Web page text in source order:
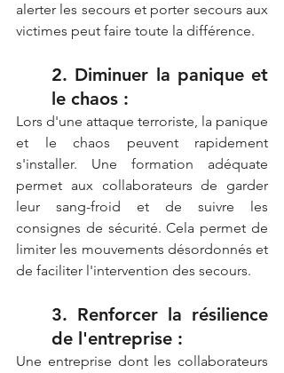
alerter les secours et porter secours aux
victimes peut faire toute la différence.
2. Diminuer la panique et
le chaos :
Lors d'une attaque terroriste, la panique
et le chaos peuvent rapidement
s'installer. Une formation adéquate
permet aux collaborateurs de garder
leur sang-froid et de suivre les
consignes de sécurité. Cela permet de
limiter les mouvements désordonnés et
de faciliter l'intervention des secours.
3. Renforcer la résilience
de l'entreprise :
Une entreprise dont les collaborateurs